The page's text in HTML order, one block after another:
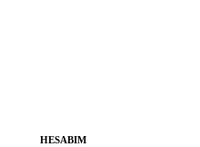
HESABIM